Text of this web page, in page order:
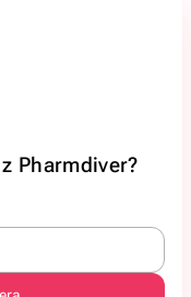
Pharmdiver?